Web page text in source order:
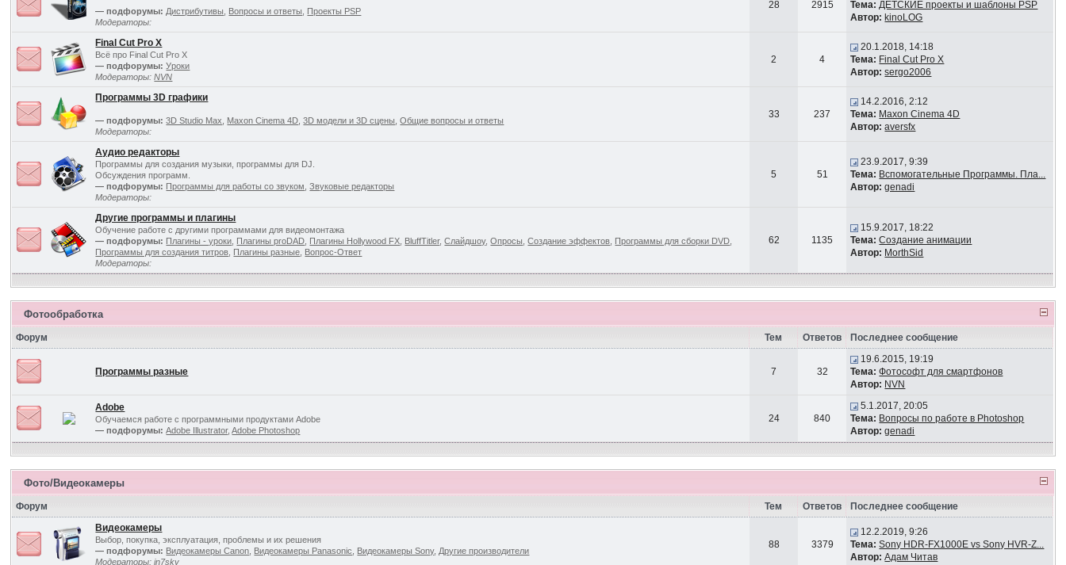
— подфорумы: Дистрибутивы Вопросы и ответы
Проекты PSP
Модераторы:
28 2915
Тема: ДЕТСКИЕ проекты и шаблоны PSP
Автор: kinoLOG
Final Cut Pro X
Всё про Final Cut Pro X
— подфорумы: Уроки
Модераторы:NVN
2 4
20.1.2018, 14:18
Тема: Final Cut Pro X
Автор: sergo2006
Программы 3D графики
— подфорумы: 3D Studio Max Maxon Cinema 4D ,3D модели и 3D сцены ,Общие вопросы и ответы
Модераторы:
33 237
14.2.2016, 2:12
Тема: Maxon Cinema 4D
Автор: aversfx
Аудио редакторы
Программы для создания музыки, программы для DJ.
Обсуждения программ.
— подфорумы: Программы для работы со звуком ,Звуковые редакторы
Модераторы:
5 51
23.9.2017, 9:39
Тема: Вспомогательные Программы. Пла...
Автор: genadi
Другие программы и плагины
Обучение работе с другими программами для видеомонтажа
— подфорумы: Плагины - уроки Плагины proDAD Плагины Hollywood FX BluffTitler,Слайдшоу,Опросы ,Создание эффектов Программы для сборки DVD
Программы для создания титров Плагины разные Вопрос-Ответ
Модераторы:
62 1135
15.9.2017, 18:22
Тема: Создание анимации
Автор: MorthSid
Фотообработка
Форум Тем Ответов Последнее сообщение
Программы разные 7 32
19.6.2015, 19:19
Тема: Фотософт для смартфонов
Автор: NVN
Adobe
Обучаемся работе с программными продуктами Adobe
— подфорумы: Adobe Illustrator,Adobe Photoshop
24 840
5.1.2017, 20:05
Тема: Вопросы по работе в Photoshop
Автор: genadi
Фото/Видеокамеры
Форум Тем Ответов
Последнее сообщение
Видеокамеры
Выбор, покупка, эксплуатация, проблемы и их решения
— подфорумы: Видеокамеры Canon Видеокамеры Panasonic Видеокамеры Sony, Другие производители
Модераторы:in7sky
88 3379
12.2.2019, 9:26
Тема: Sony HDR-FX1000E vs Sony HVR-Z...
Автор: Адам Читав